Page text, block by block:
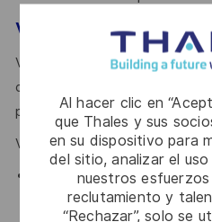
Al hacer clic en
que Thales y sus
en su dispositivo para
del sitio, analizar el
nuestros
reclutamiento y
“Rechazar”, solo se
Votre Profil
Vous êtes diplômé(e) d'un
d'ingénieur ou Master) avec
pilotage d’activité
Vous disposez des
Expérience : 4 ans
ServiceNow. Une